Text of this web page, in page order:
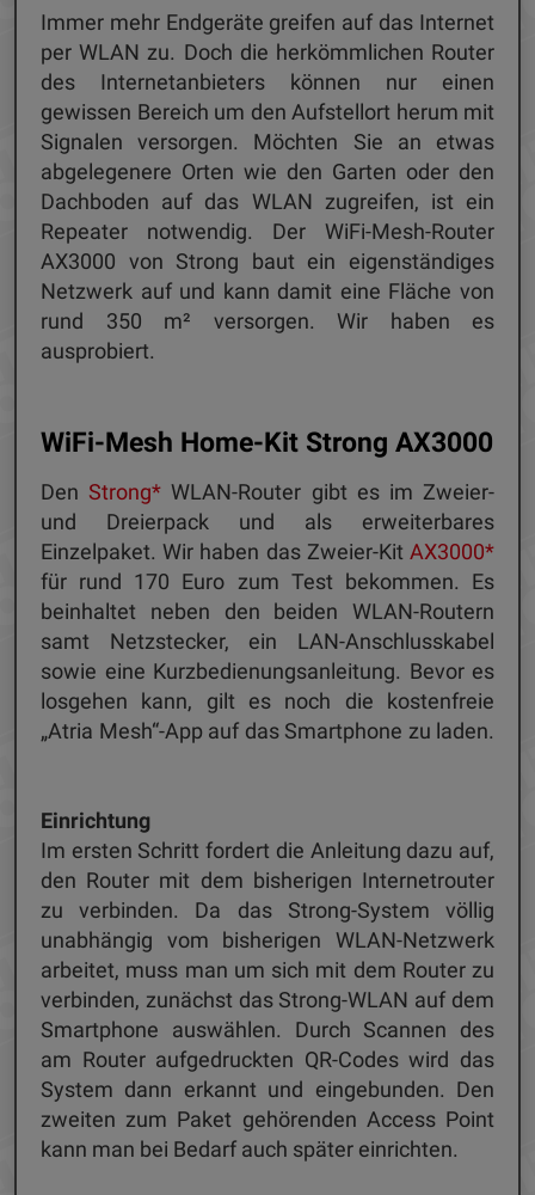
Immer mehr Endgeräte greifen auf das Internet
per WLAN zu. Doch die herkömmlichen Router
des Internetanbieters können nur einen
gewissen Bereich um den Aufstellort herum mit
Signalen versorgen. Möchten Sie an etwas
abgelegenere Orten wie den Garten oder den
Dachboden auf das WLAN zugreifen, ist ein
Repeater notwendig. Der WiFi-Mesh-Router
AX3000 von Strong baut ein eigenständiges
Netzwerk auf und kann damit eine Fläche von
rund 350 m² versorgen. Wir haben es
ausprobiert.
WiFi-Mesh Home-Kit Strong AX3000
Den Strong* WLAN-Router gibt es im Zweier-
und Dreierpack und als erweiterbares
Einzelpaket. Wir haben das Zweier-Kit AX3000*
für rund 170 Euro zum Test bekommen. Es
beinhaltet neben den beiden WLAN-Routern
samt Netzstecker, ein LAN-Anschlusskabel
sowie eine Kurzbedienungsanleitung. Bevor es
losgehen kann, gilt es noch die kostenfreie
„Atria Mesh“-App auf das Smartphone zu laden.
Einrichtung
Im ersten Schritt fordert die Anleitung dazu auf,
den Router mit dem bisherigen Internetrouter
zu verbinden. Da das Strong-System völlig
unabhängig vom bisherigen WLAN-Netzwerk
arbeitet, muss man um sich mit dem Router zu
verbinden, zunächst das Strong-WLAN auf dem
Smartphone auswählen. Durch Scannen des
am Router aufgedruckten QR-Codes wird das
System dann erkannt und eingebunden. Den
zweiten zum Paket gehörenden Access Point
kann man bei Bedarf auch später einrichten.